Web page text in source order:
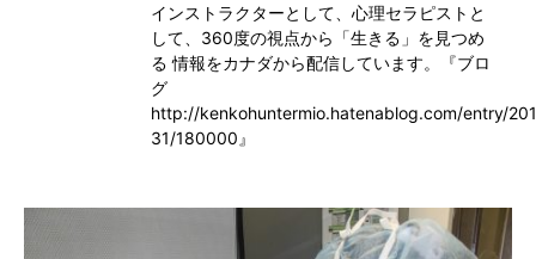
インストラクターとして、心理セラピストと
して、360度の視点から「生きる」を見つめ
る 情報をカナダから配信しています。『ブロ
グ
http://kenkohuntermio.hatenablog.com/entry/
31/180000』